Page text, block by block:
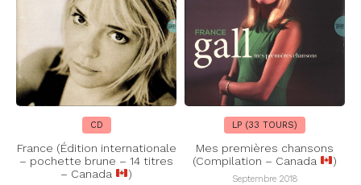
CD
France (Édition internationale
– pochette brune – 14 titres
– Canada
)
LP (33 TOURS)
Mes premières chansons
(Compilation – Canada
)
Septembre 2018